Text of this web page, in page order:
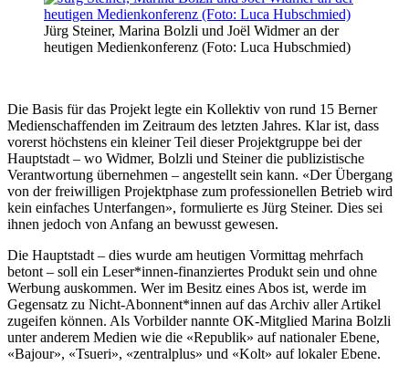
Jürg Steiner, Marina Bolzli und Joël Widmer an der
heutigen Medienkonferenz (Foto: Luca Hubschmied)
Die Basis für das Projekt legte ein Kollektiv von rund 15 Berner
Medienschaffenden im Zeitraum des letzten Jahres. Klar ist, dass
vorerst höchstens ein kleiner Teil dieser Projektgruppe bei der
Hauptstadt – wo Widmer, Bolzli und Steiner die publizistische
Verantwortung übernehmen – angestellt sein kann. «Der Übergang
von der freiwilligen Projektphase zum professionellen Betrieb wird
kein einfaches Unterfangen», formulierte es Jürg Steiner. Dies sei
ihnen jedoch von Anfang an bewusst gewesen.
Die Hauptstadt – dies wurde am heutigen Vormittag mehrfach
betont – soll ein Leser*innen-finanziertes Produkt sein und ohne
Werbung auskommen. Wer im Besitz eines Abos ist, werde im
Gegensatz zu Nicht-Abonnent*innen auf das Archiv aller Artikel
zugeifen können. Als Vorbilder nannte OK-Mitglied Marina Bolzli
unter anderem Medien wie die «Republik» auf nationaler Ebene,
«Bajour», «Tsueri», «zentralplus» und «Kolt» auf lokaler Ebene.